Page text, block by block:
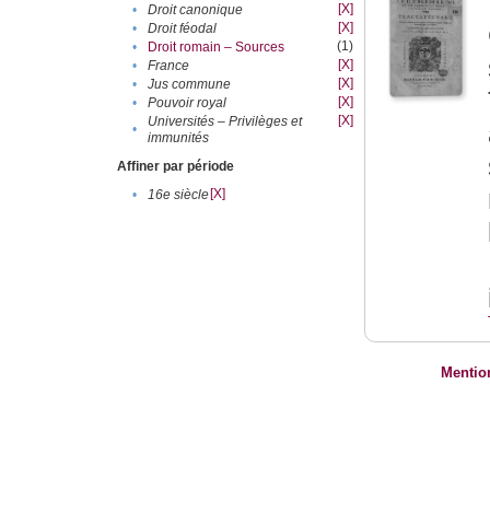
•
Droit canonique
[X]
•
Droit féodal
[X]
•
Droit romain – Sources
(1)
•
France
[X]
•
Jus commune
[X]
•
Pouvoir royal
[X]
•
Universités – Privilèges et
immunités
[X]
Affiner par période
•
16e siècle[X]